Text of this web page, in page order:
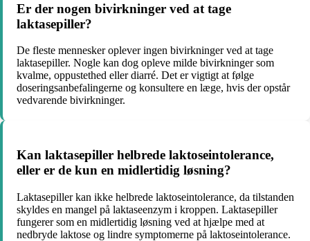
Er der nogen bivirkninger ved at tage
laktasepiller?
De fleste mennesker oplever ingen bivirkninger ved at tage
laktasepiller. Nogle kan dog opleve milde bivirkninger som
kvalme, oppustethed eller diarré. Det er vigtigt at følge
doseringsanbefalingerne og konsultere en læge, hvis der opstår
vedvarende bivirkninger.
Kan laktasepiller helbrede laktoseintolerance,
eller er de kun en midlertidig løsning?
Laktasepiller kan ikke helbrede laktoseintolerance, da tilstanden
skyldes en mangel på laktaseenzym i kroppen. Laktasepiller
fungerer som en midlertidig løsning ved at hjælpe med at
nedbryde laktose og lindre symptomerne på laktoseintolerance.